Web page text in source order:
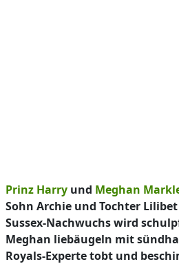
Prinz Harry und Meghan
Sohn Archie und Tochter Lilibet
Sussex-Nachwuchs wird
Meghan liebäugeln mit
Royals-Experte tobt und